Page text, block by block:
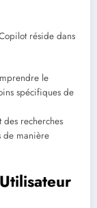
réside dans
le
spécifiques de
recherches
de manière